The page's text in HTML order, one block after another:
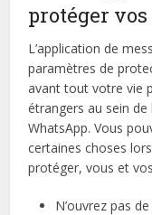
protéger vos
L’application de
paramètres de
avant tout votre vie
étrangers au sein
WhatsApp. Vous
certaines choses
protéger, vous et
N’ouvrez pas